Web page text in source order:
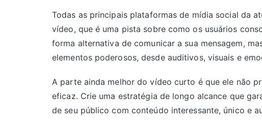
Todas as principais plataformas de mídia social da
vídeo, que é uma pista sobre como os usuários
forma alternativa de comunicar a sua mensagem,
elementos poderosos, desde auditivos, visuais e
A parte ainda melhor do vídeo curto é que ele não
eficaz. Crie uma estratégia de longo alcance que
de seu público com conteúdo interessante, único e